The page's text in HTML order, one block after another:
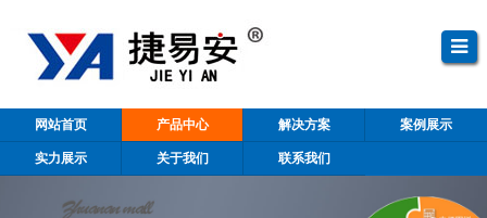
网站首页 产品中心 解决方案 案例展示
实力展示 关于我们 联系我们